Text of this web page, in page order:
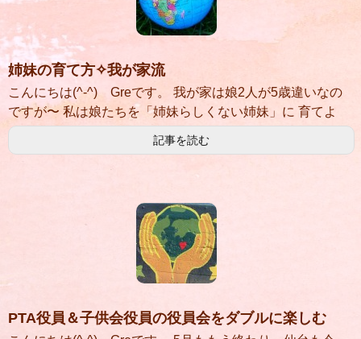
姉妹の育て方✧我が家流
こんにちは(^-^) Greです。 我が家は娘2人が5歳違いなの
ですが〜 私は娘たちを「姉妹らしくない姉妹」に 育てよ
記事を読む
PTA役員＆子供会役員の役員会をダブルに楽しむ